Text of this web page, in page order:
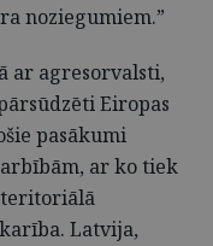
noziegumiem.”
ar agresorvalsti,
Eiropas
pasākumi
ar ko tiek
Latvija,